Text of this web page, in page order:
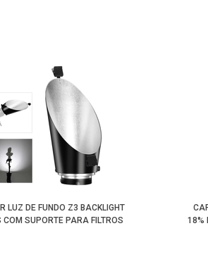
LUZ DE FUNDO Z3 BACKLIGHT
COM SUPORTE PARA FILTROS
18%